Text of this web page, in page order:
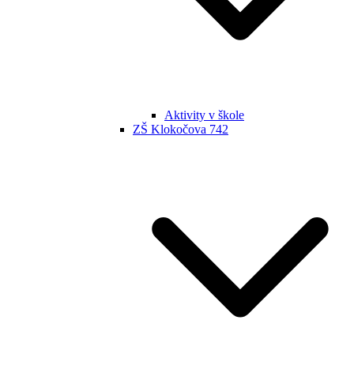
Aktivity v škole
ZŠ Klokočova 742